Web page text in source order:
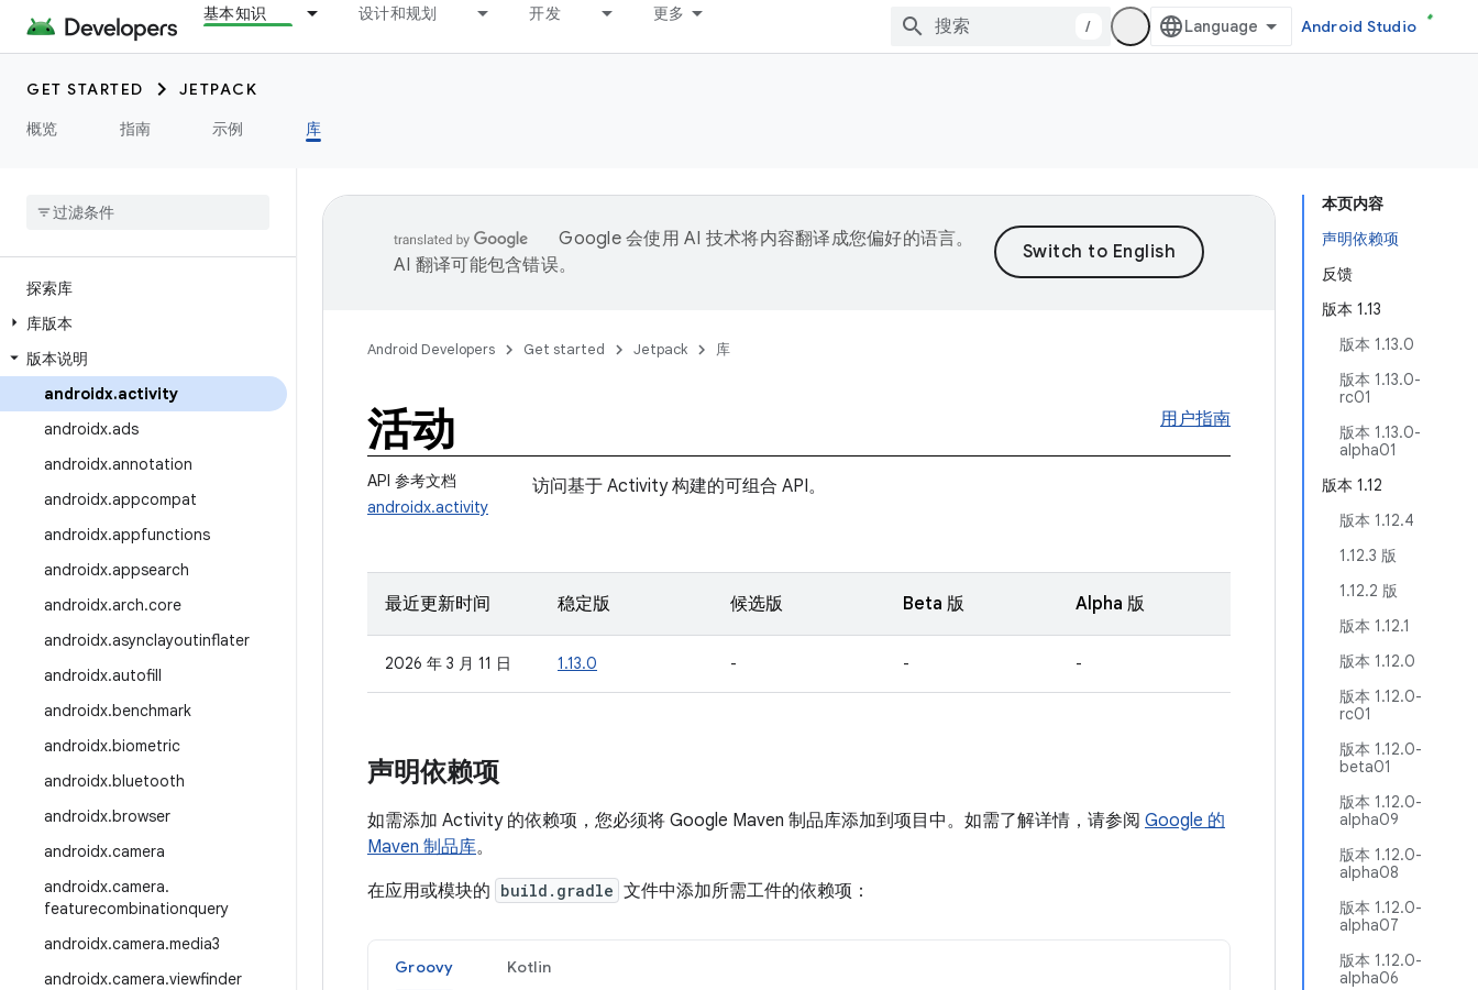
基本知识 设计和规划 开发 更多
/ Android Studio
GET STARTED
JETPACK
概览
指南 示例 库
探索库
库版本
版本说明
androidx.activity
androidx.ads
androidx.annotation
androidx.appcompat
androidx.appfunctions
androidx.appsearch
androidx.arch.core
androidx.asynclayoutinflater
androidx.autofill
androidx.benchmark
androidx.biometric
androidx.bluetooth
androidx.browser
androidx.camera
androidx.camera.
featurecombinationquery
androidx.camera.media3
androidx.camera.viewfinder
本页内容
声明依赖项
反馈
版本 1.13
版本 1.13.0
版本 1.13.0-
rc01
版本 1.13.0-
alpha01
版本 1.12
版本 1.12.4
1.12.3 版
1.12.2 版
版本 1.12.1
版本 1.12.0
版本 1.12.0-
rc01
版本 1.12.0-
beta01
版本 1.12.0-
alpha09
版本 1.12.0-
alpha08
版本 1.12.0-
alpha07
版本 1.12.0-
alpha06
Google 会使用 AI 技术将内容翻译成您偏好的语言。
AI 翻译可能包含错误。
Android Developers Get started Jetpack 库
活动 用户指南
API 参考文档
androidx.activity
访问基于 Activity 构建的可组合 API。
最近更新时间 稳定版 候选版 Beta 版 Alpha 版
2026 年 3 月 11 日 1.13.0 - - -
声明依赖项
如需添加 Activity 的依赖项，您必须将 Google Maven 制品库添加到项目中。如需了解详情，请参阅 Google 的
Maven 制品库。
在应用或模块的 build.gradle 文件中添加所需工件的依赖项：
Groovy Kotlin